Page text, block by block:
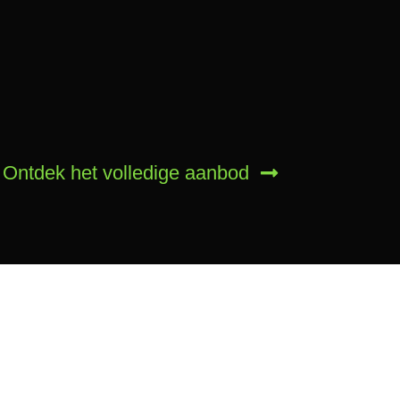
Ontdek het volledige aanbod